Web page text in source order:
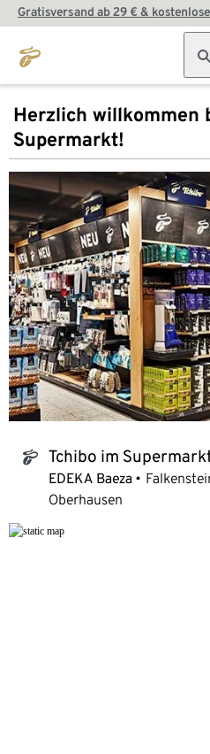
Gratisversand ab 29 € &
Herzlich willkommen
Supermarkt!
tchibo_logo Tchibo im
EDEKA Baeza
Oberhausen